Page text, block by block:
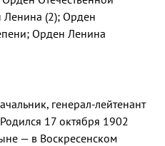
Ленина (2); Орден
Орден Ленина
генерал-лейтенант
17 октября 1902
— в Воскресенском